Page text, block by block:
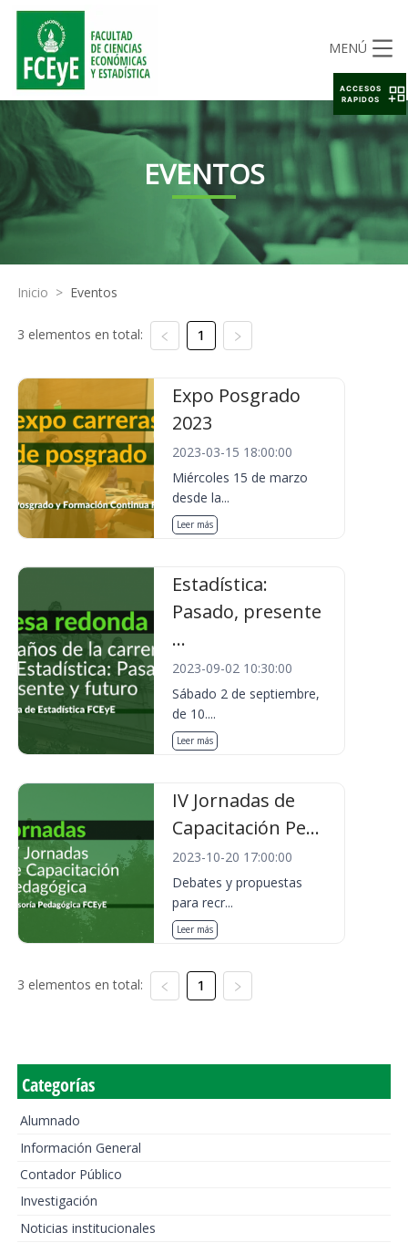
MENÚ
EVENTOS
Inicio > Eventos
3 elementos en total: 1
Expo Posgrado
2023
2023-03-15 18:00:00
Miércoles 15 de marzo
desde la...
Leer más
Estadística:
Pasado, presente
...
2023-09-02 10:30:00
Sábado 2 de septiembre,
de 10....
Leer más
IV Jornadas de
Capacitación Pe...
2023-10-20 17:00:00
Debates y propuestas
para recr...
Leer más
3 elementos en total: 1
Categorías
Alumnado
Información General
Contador Público
Investigación
Noticias institucionales
ACCESOS
RAPIDOS